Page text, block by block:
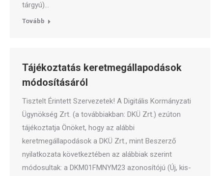
tárgyú)…
Tovább
Tájékoztatás keretmegállapodások
módosításáról
Tisztelt Érintett Szervezetek! A Digitális Kormányzati
Ügynökség Zrt. (a továbbiakban: DKÜ Zrt.) ezúton
tájékoztatja Önöket, hogy az alábbi
keretmegállapodások a DKÜ Zrt., mint Beszerző
nyilatkozata következtében az alábbiak szerint
módosultak: a DKM01FMNYM23 azonosítójú (Új, kis-